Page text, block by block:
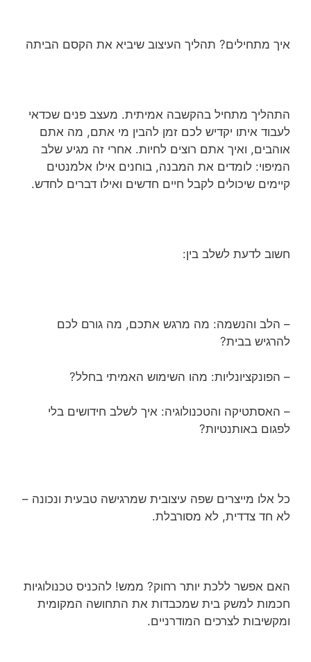
איך מתחילים? תהליך העיצוב שיביא את הקסם הביתה
התהליך מתחיל בהקשבה אמיתית. מעצב פנים שכדאי
לעבוד איתו יקדיש לכם זמן להבין מי אתם, מה אתם
אוהבים, ואיך אתם רוצים לחיות. אחרי זה מגיע שלב
המיפוי: לומדים את המבנה, בוחנים אילו אלמנטים
קיימים שיכולים לקבל חיים חדשים ואילו דברים לחדש.
חשוב לדעת לשלב בין:
– הלב והנשמה: מה מרגש אתכם, מה גורם לכם
להרגיש בבית?
– הפונקציונליות: מהו השימוש האמיתי בחלל?
– האסתטיקה והטכנולוגיה: איך לשלב חידושים בלי
לפגום באותנטיות?
כל אלו מייצרים שפה עיצובית שמרגישה טבעית ונכונה –
לא חד צדדית, לא מסורבלת.
האם אפשר ללכת יותר רחוק? ממש! להכניס טכנולוגיות
חכמות למשק בית שמכבדות את התחושה המקומית
ומקשיבות לצרכים המודרניים.